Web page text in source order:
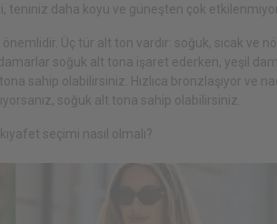
teniniz daha koyu ve güneşten çok
Üç tür alt ton vardır: soğuk, sıcak
soğuk alt tona işaret ederken, yeşil
sahip olabilirsiniz. Hızlıca bronzlaşıyor ve
soğuk alt tona sahip olabilirsiniz.
seçimi nasıl olmalı?